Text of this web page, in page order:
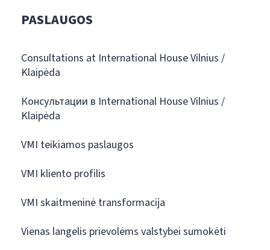
PASLAUGOS
Consultations at International House Vilnius /
Klaipėda
Консультации в International House Vilnius /
Klaipėda
VMI teikiamos paslaugos
VMI kliento profilis
VMI skaitmeninė transformacija
Vienas langelis prievolėms valstybei sumokėti